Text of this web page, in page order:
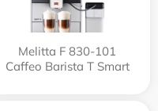
Melitta F 830-101
Caffeo Barista T Smart